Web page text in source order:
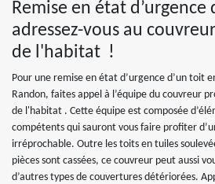
Remise en état
adressez-vous au
de l'habitat !
Pour une remise en état d’urgence d’un toit
Randon, faites appel à l’équipe du couvreur
de l'habitat . Cette équipe est composée
compétents qui sauront vous faire profiter
irréprochable. Outre les toits en tuiles
pièces sont cassées, ce couvreur peut aussi
d’autres types de couvertures détériorées.